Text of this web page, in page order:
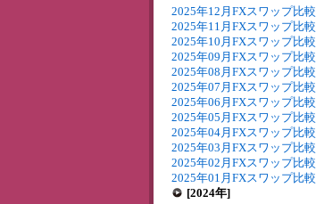
2025年12月FXスワップ比較
2025年11月FXスワップ比較
2025年10月FXスワップ比較
2025年09月FXスワップ比較
2025年08月FXスワップ比較
2025年07月FXスワップ比較
2025年06月FXスワップ比較
2025年05月FXスワップ比較
2025年04月FXスワップ比較
2025年03月FXスワップ比較
2025年02月FXスワップ比較
2025年01月FXスワップ比較
[2024年]